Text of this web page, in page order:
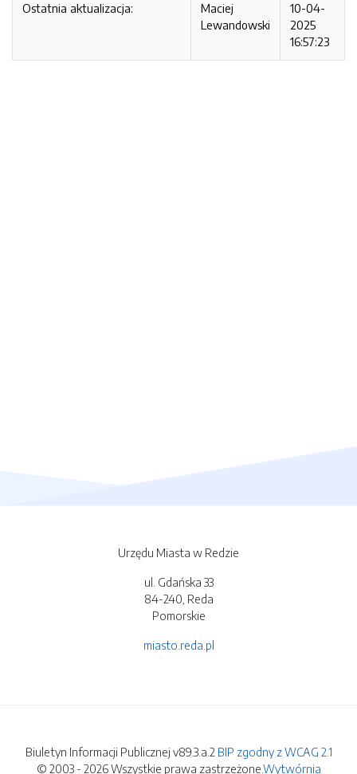
Ostatnia aktualizacja:
Maciej
Lewandowski
10-04-
2025
16:57:23
Urzędu Miasta w Redzie
ul. Gdańska 33
84-240, Reda
Pomorskie
miasto.reda.pl
Biuletyn Informacji Publicznej v89.3.a.2 BIP zgodny z WCAG 2.1
© 2003 - 2026 Wszystkie prawa zastrzeżone.Wytwórnia